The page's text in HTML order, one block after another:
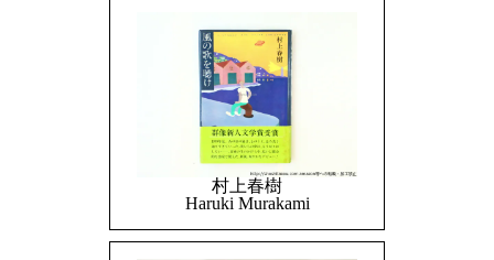
村上春樹
Haruki Murakami